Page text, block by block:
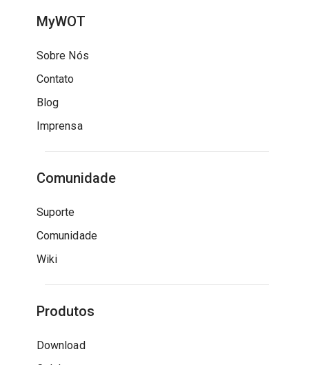
MyWOT
Sobre Nós
Contato
Blog
Imprensa
Comunidade
Suporte
Comunidade
Wiki
Produtos
Download